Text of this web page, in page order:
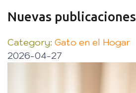
Nuevas publicaciones
Category: Gato en el Hogar
2026-04-27